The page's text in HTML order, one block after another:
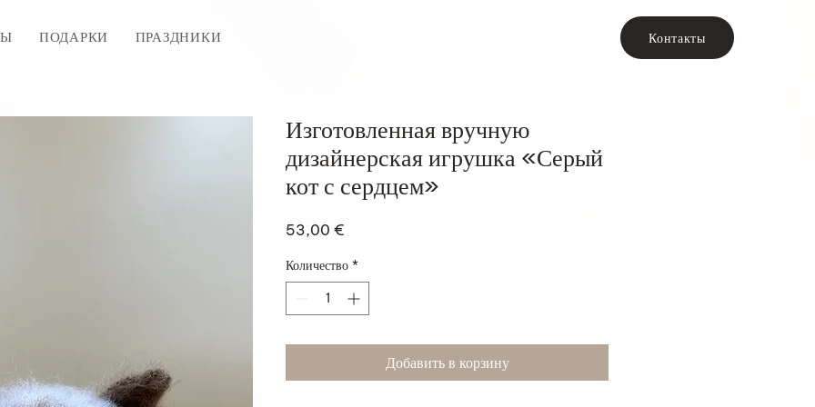
ПОДАРКИ ПРАЗДНИКИ Контакты
Изготовленная вручную
дизайнерская игрушка «Серый
кот с сердцем»
53,00 €
Количество *
Добавить в корзину